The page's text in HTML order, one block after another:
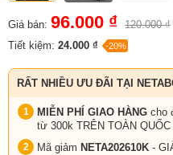
Giá bán: 96.000 ₫ 120.000 ₫
Tiết kiệm: 24.000 ₫ -20%
RẤT NHIỀU ƯU ĐÃI TẠI
MIỄN PHÍ GIAO HÀNG cho
từ 300k TRÊN TOÀN QUỐC
Mã giảm NETA202610K -